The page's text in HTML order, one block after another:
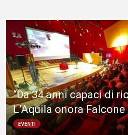
“Da 34 anni capaci di
L’Aquila onora
EVENTI